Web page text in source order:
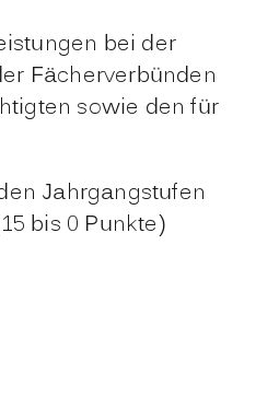
bei der
Fächerverbünden
sowie den für
Jahrgangstufen
bis 0 Punkte)